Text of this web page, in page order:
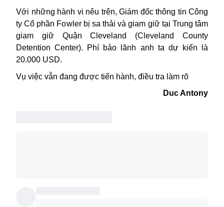
Với những hành vi nêu trên, Giám đốc thông tin Công
ty Cổ phần Fowler bị sa thải và giam giữ tại Trung tâm
giam giữ Quận Cleveland (Cleveland County
Detention Center). Phí bảo lãnh anh ta dự kiến là
20.000 USD.
Vụ việc vẫn đang được tiến hành, điều tra làm rõ
Duc Antony